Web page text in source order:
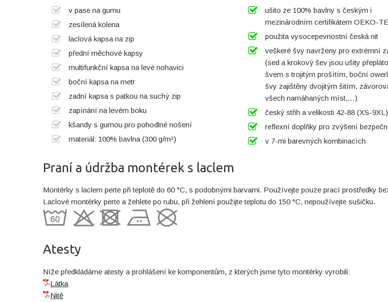
v pase na gumu
zesílená kolena
laclová kapsa na zip
přední měchové kapsy
multifunkční kapsa na levé nohavici
boční kapsa na metr
zadní kapsa s patkou na suchý zip
zapínání na levém boku
kšandy s gumou pro pohodlné nošení
materiál: 100% bavlna (300 g/m²)
ušito ze 100% bavlny s českým i
mezinárodním certifikátem OEKO-
použita vysocepevnostní česká nit
veškeré švy navrženy pro extrémní
(sed a krokový šev jsou ušity
švem s trojitým prošítím, boční
švy zajištěny dvojitým šitím,
všech namáhaných míst,…)
český střih a velikosti 42-88 (XS-9XL)
reflexní doplňky pro zvýšení
v 7-mi barevných kombinacích
Praní a údržba montérek s laclem
Montérky s laclem perte při teplotě do 60 °C, s podobnými barvami. Používejte pouze prací prostředky
Laclové montérky perte a žehlete po rubu, při žehlení použijte teplotu do 150 °C, nepoužívejte sušičku.
Atesty
Níže předkládáme atesty a prohlášení ke komponentům, z kterých jsme tyto montérky vyrobili:
Látka
Nitě